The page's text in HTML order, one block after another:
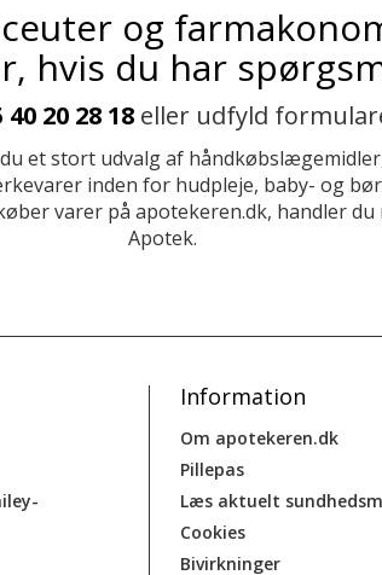
og
hvis du har
40 20 28 18 eller udfyld
et stort udvalg af
inden for hudpleje, baby- og
varer på apotekeren.dk, handler du
Apotek.
Information
Om apotekeren.dk
Pillepas
Læs aktuelt
Cookies
Bivirkninger